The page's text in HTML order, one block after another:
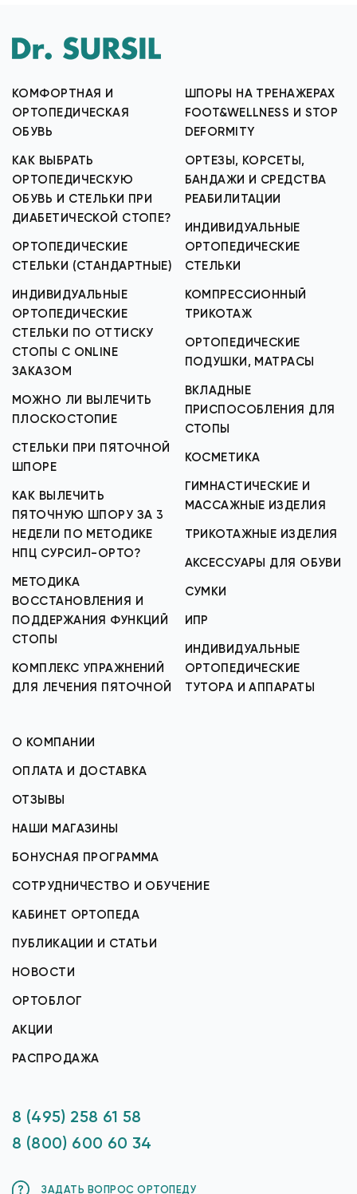
КОМФОРТНАЯ И
ОРТОПЕДИЧЕСКАЯ
ОБУВЬ
КАК ВЫБРАТЬ
ОРТОПЕДИЧЕСКУЮ
ОБУВЬ И СТЕЛЬКИ ПРИ
ДИАБЕТИЧЕСКОЙ СТОПЕ?
ОРТОПЕДИЧЕСКИЕ
СТЕЛЬКИ (СТАНДАРТНЫЕ)
ИНДИВИДУАЛЬНЫЕ
ОРТОПЕДИЧЕСКИЕ
СТЕЛЬКИ ПО ОТТИСКУ
СТОПЫ С ONLINE
ЗАКАЗОМ
МОЖНО ЛИ ВЫЛЕЧИТЬ
ПЛОСКОСТОПИЕ
СТЕЛЬКИ ПРИ ПЯТОЧНОЙ
ШПОРЕ
КАК ВЫЛЕЧИТЬ
ПЯТОЧНУЮ ШПОРУ ЗА 3
НЕДЕЛИ ПО МЕТОДИКЕ
НПЦ СУРСИЛ-ОРТО?
МЕТОДИКА
ВОССТАНОВЛЕНИЯ И
ПОДДЕРЖАНИЯ ФУНКЦИЙ
СТОПЫ
КОМПЛЕКС УПРАЖНЕНИЙ
ДЛЯ ЛЕЧЕНИЯ ПЯТОЧНОЙ
ШПОРЫ НА ТРЕНАЖЕРАХ
FOOT&WELLNESS И STOP
DEFORMITY
ОРТЕЗЫ, КОРСЕТЫ,
БАНДАЖИ И СРЕДСТВА
РЕАБИЛИТАЦИИ
ИНДИВИДУАЛЬНЫЕ
ОРТОПЕДИЧЕСКИЕ
СТЕЛЬКИ
КОМПРЕССИОННЫЙ
ТРИКОТАЖ
ОРТОПЕДИЧЕСКИЕ
ПОДУШКИ, МАТРАСЫ
ВКЛАДНЫЕ
ПРИСПОСОБЛЕНИЯ ДЛЯ
СТОПЫ
КОСМЕТИКА
ГИМНАСТИЧЕСКИЕ И
МАССАЖНЫЕ ИЗДЕЛИЯ
ТРИКОТАЖНЫЕ ИЗДЕЛИЯ
АКСЕССУАРЫ ДЛЯ ОБУВИ
СУМКИ
ИПР
ИНДИВИДУАЛЬНЫЕ
ОРТОПЕДИЧЕСКИЕ
ТУТОРА И АППАРАТЫ
О КОМПАНИИ
ОПЛАТА И ДОСТАВКА
ОТЗЫВЫ
НАШИ МАГАЗИНЫ
БОНУСНАЯ ПРОГРАММА
СОТРУДНИЧЕСТВО И ОБУЧЕНИЕ
КАБИНЕТ ОРТОПЕДА
ПУБЛИКАЦИИ И СТАТЬИ
НОВОСТИ
ОРТОБЛОГ
АКЦИИ
РАСПРОДАЖА
8 (495) 258 61 58
8 (800) 600 60 34
ЗАДАТЬ ВОПРОС ОРТОПЕДУ